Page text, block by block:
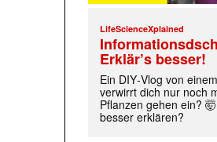
LifeScienceXplained
Erklär’s besser!
Ein DIY‑Vlog von
verwirrt dich nur noch
Pflanzen gehen ein?
besser erklären?